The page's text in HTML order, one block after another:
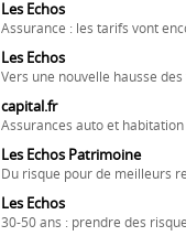
Les Echos
Assurance : les tarifs vont
Les Echos
Vers une nouvelle hausse
capital.fr
Assurances auto et
Les Echos Patrimoine
Du risque pour de meilleurs
Les Echos
30-50 ans : prendre des